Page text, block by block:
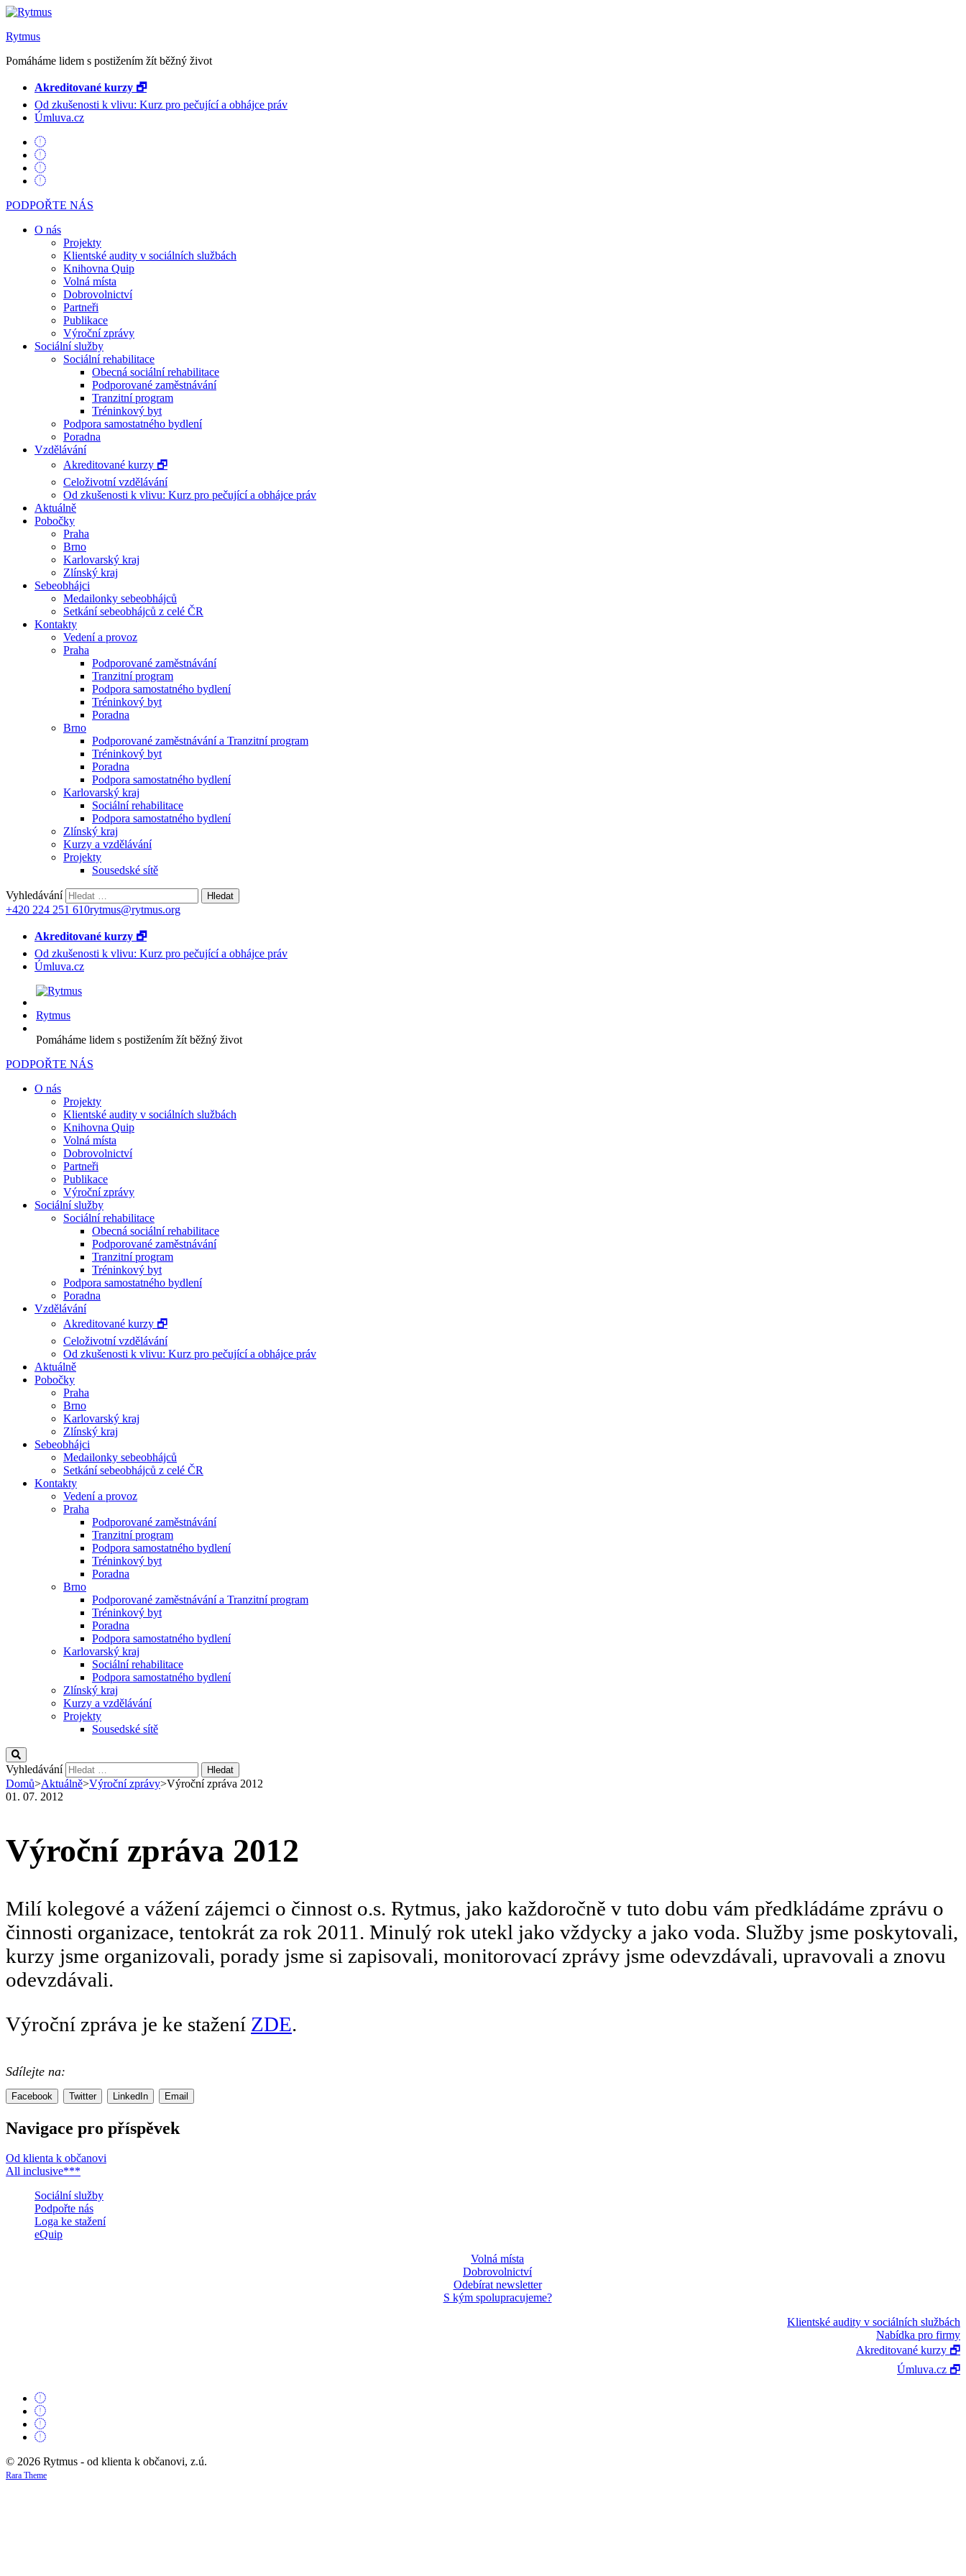
Rytmus
Pomáháme lidem s postižením žít běžný život
Akreditované kurzy 🗗
Od zkušenosti k vlivu: Kurz pro pečující a obhájce práv
Úmluva.cz
PODPOŘTE NÁS
O nás
Projekty
Klientské audity v sociálních službách
Knihovna Quip
Volná místa
Dobrovolnictví
Partneři
Publikace
Výroční zprávy
Sociální služby
Sociální rehabilitace
Obecná sociální rehabilitace
Podporované zaměstnávání
Tranzitní program
Tréninkový byt
Podpora samostatného bydlení
Poradna
Vzdělávání
Akreditované kurzy 🗗
Celoživotní vzdělávání
Od zkušenosti k vlivu: Kurz pro pečující a obhájce práv
Aktuálně
Pobočky
Praha
Brno
Karlovarský kraj
Zlínský kraj
Sebeobhájci
Medailonky sebeobhájců
Setkání sebeobhájců z celé ČR
Kontakty
Vedení a provoz
Praha
Podporované zaměstnávání
Tranzitní program
Podpora samostatného bydlení
Tréninkový byt
Poradna
Brno
Podporované zaměstnávání a Tranzitní program
Tréninkový byt
Poradna
Podpora samostatného bydlení
Karlovarský kraj
Sociální rehabilitace
Podpora samostatného bydlení
Zlínský kraj
Kurzy a vzdělávání
Projekty
Sousedské sítě
Vyhledávání
+420 224 251 610rytmus@rytmus.org
Akreditované kurzy 🗗
Od zkušenosti k vlivu: Kurz pro pečující a obhájce práv
Úmluva.cz
Rytmus
Pomáháme lidem s postižením žít běžný život
PODPOŘTE NÁS
O nás
Projekty
Klientské audity v sociálních službách
Knihovna Quip
Volná místa
Dobrovolnictví
Partneři
Publikace
Výroční zprávy
Sociální služby
Sociální rehabilitace
Obecná sociální rehabilitace
Podporované zaměstnávání
Tranzitní program
Tréninkový byt
Podpora samostatného bydlení
Poradna
Vzdělávání
Akreditované kurzy 🗗
Celoživotní vzdělávání
Od zkušenosti k vlivu: Kurz pro pečující a obhájce práv
Aktuálně
Pobočky
Praha
Brno
Karlovarský kraj
Zlínský kraj
Sebeobhájci
Medailonky sebeobhájců
Setkání sebeobhájců z celé ČR
Kontakty
Vedení a provoz
Praha
Podporované zaměstnávání
Tranzitní program
Podpora samostatného bydlení
Tréninkový byt
Poradna
Brno
Podporované zaměstnávání a Tranzitní program
Tréninkový byt
Poradna
Podpora samostatného bydlení
Karlovarský kraj
Sociální rehabilitace
Podpora samostatného bydlení
Zlínský kraj
Kurzy a vzdělávání
Projekty
Sousedské sítě
Vyhledávání
Domů>Aktuálně>Výroční zprávy>Výroční zpráva 2012
01. 07. 2012
Výroční zpráva 2012
Milí kolegové a vážení zájemci o činnost o.s. Rytmus, jako každoročně v tuto dobu vám předkládáme zprávu o
činnosti organizace, tentokrát za rok 2011. Minulý rok utekl jako vždycky a jako voda. Služby jsme poskytovali,
kurzy jsme organizovali, porady jsme si zapisovali, monitorovací zprávy jsme odevzdávali, upravovali a znovu
odevzdávali.
Výroční zpráva je ke stažení ZDE.
Sdílejte na:
Facebook Twitter LinkedIn Email
Navigace pro příspěvek
Od klienta k občanovi
All inclusive***
Sociální služby
Podpořte nás
Loga ke stažení
eQuip
Volná místa
Dobrovolnictví
Odebírat newsletter
S kým spolupracujeme?
Klientské audity v sociálních službách
Nabídka pro firmy
Akreditované kurzy 🗗
Úmluva.cz 🗗
© 2026 Rytmus - od klienta k občanovi, z.ú.
Rara Theme